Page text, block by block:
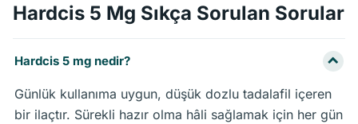
Hardcis 5 Mg Sıkça Sorulan Sorular
Hardcis 5 mg nedir?
Günlük kullanıma uygun, düşük dozlu tadalafil içeren
bir ilaçtır. Sürekli hazır olma hâli sağlamak için her gün